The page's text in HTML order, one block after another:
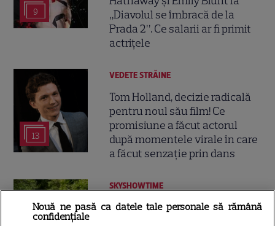
9
„Diavolul se îmbracă de la
Prada 2”. Ce salarii ar fi primit
actrițele
13
VEDETE STRĂINE
Tom Holland, decizie radicală
pentru noul său film! Ce
promisiune a făcut actorul
după momentele virale în care
a făcut senzație prin dans
SKYSHOWTIME
Scarlett Johansson și Kristin
Nouă ne pasă ca datele tale personale să rămână
confidențiale